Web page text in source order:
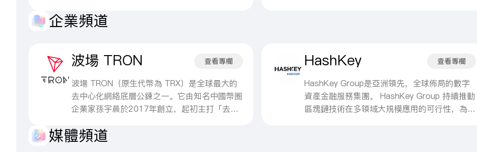
（002591）等多家 A 股主板上市公司深度合
作，設立合資孵化平台，成熟後由上市公司回購
代創始人：能源產業互聯網項目，獲真格、蠻子
基金、弘泰互融等 2000 萬 Pre-A 輪融資，改
造線下加油站 O2O 數字化體系；泛泰思科技創
始人：上市公司合力泰旗下智能硬件、IP 孵化
平台，聚焦消費電子、傳感硬件產業鏈投資孵
村開放基金管理合伙人，覆蓋天使、VC、產業
基金多層資本渠道。 三、投資賽道與專業能力
術背景，以及在摩根士丹利與瑞士信貸的專業經
分享新興技術見解，媒體與論壇包括亞洲投資者
(AsianInvestor)、彭博(Bloomberg)、劍橋大學
（Cambridge University）、中國日報、通海證
券、ET Now、法蘭克福金融管理學院與Yahoo
金融等。 為培育下一代科技領袖，Ray 擔任 亞
業導師，同時是康奈爾大學亞洲科技圈的共同創
企業頻道
波場 TRON 查看專欄
波場 TRON（原生代幣為 TRX）是全球最大的
去中心化網絡底層公鍊之一。它由知名中國幣圈
企業家孫宇晨於2017年創立，起初主打「去中
目前已成功轉型並確立了其在全球加密貨幣市場
HashKey 查看專欄
HashKey Group是亞洲領先，全球佈局的數字
資產金融服務集團。 HashKey Group 持續推動
區塊鏈技術在多領域大規模應用的可行性，為全
媒體頻道